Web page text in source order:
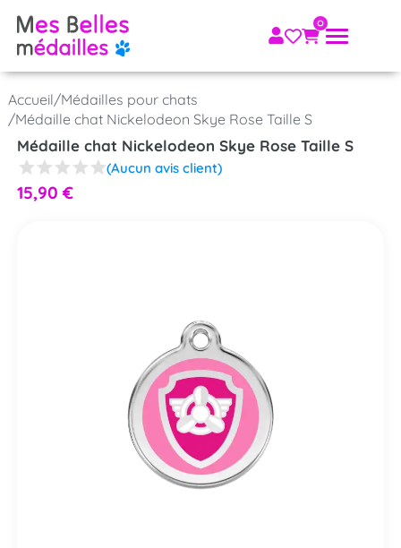
Accueil/Médailles pour chats
/Médaille chat Nickelodeon Skye Rose Taille S
Médaille chat Nickelodeon Skye Rose Taille S
(Aucun avis client)
15,90 €